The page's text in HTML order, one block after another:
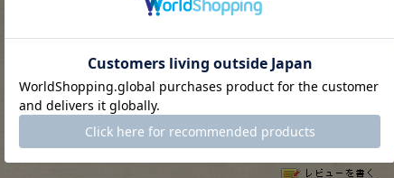
く場合もございます
染色ロット、ディ
場合がございますの
素材：綿100％(ロー
ネコポスは5mまで対